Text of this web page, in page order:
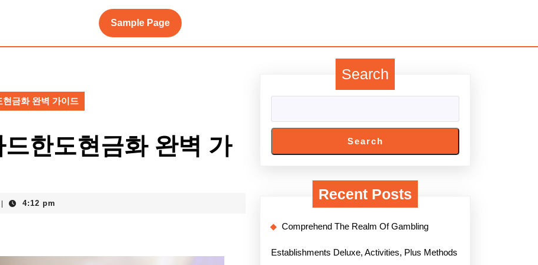
Sample Page
금화 완벽 가이드
한도현금화 완벽 가
4:12 pm
Search
Search
Recent Posts
Comprehend The Realm Of Gambling
Establishments Deluxe, Activities, Plus Methods